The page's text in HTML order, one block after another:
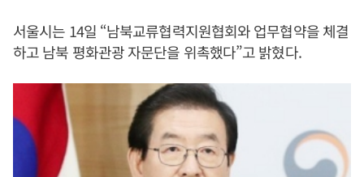
서울시는 14일 “남북교류협력지원협회와 업무협약을 체결
하고 남북 평화관광 자문단을 위촉했다”고 밝혔다.